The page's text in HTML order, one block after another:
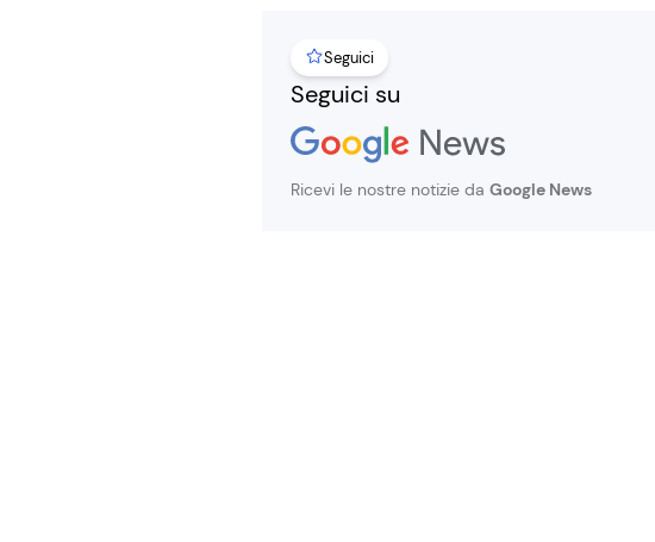
Seguici
Seguici su
Ricevi le nostre notizie da Google News